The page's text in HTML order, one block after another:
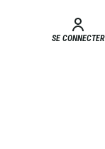
SE CONNECTER